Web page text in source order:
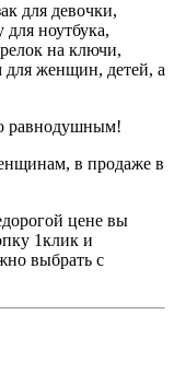
для девочки,
для ноутбука,
на ключи,
для женщин, детей, а
равнодушным!
в продаже в
цене вы
1клик и
выбрать с